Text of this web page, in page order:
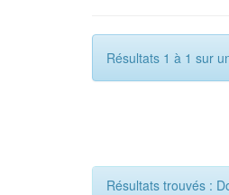
Résultats 1 à 1 sur
Résultats trouvés :